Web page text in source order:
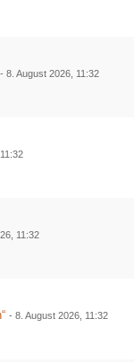
-8. August 2026, 11:32
11:32
-8. August 2026, 11:32